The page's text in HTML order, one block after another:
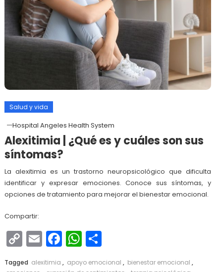
Salud y vida
Hospital Angeles Health System
Alexitimia | ¿Qué es y cuáles son sus
síntomas?
La alexitimia es un trastorno neuropsicológico que dificulta
identificar y expresar emociones. Conoce sus síntomas, y
opciones de tratamiento para mejorar el bienestar emocional.
Compartir:
Copy
Link
EmailFacebook
WhatsApp
Compartir
Tagged alexitimia , apoyo emocional , bienestar emocional ,